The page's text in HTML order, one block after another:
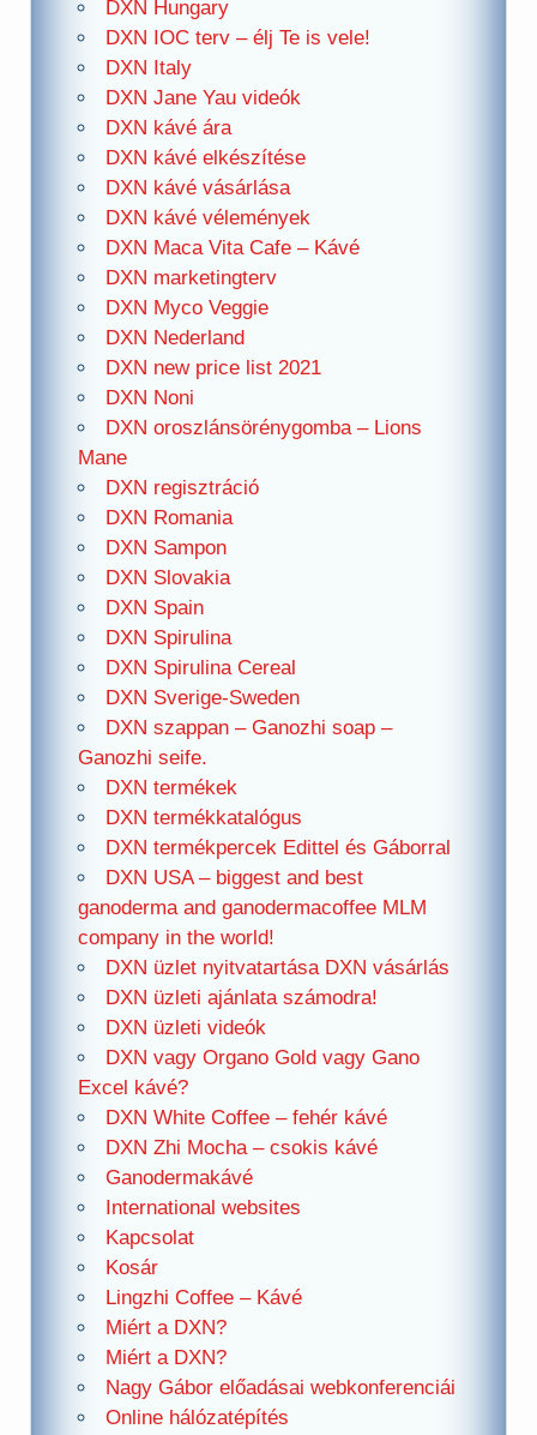
DXN Hungary
DXN IOC terv – élj Te is vele!
DXN Italy
DXN Jane Yau videók
DXN kávé ára
DXN kávé elkészítése
DXN kávé vásárlása
DXN kávé vélemények
DXN Maca Vita Cafe – Kávé
DXN marketingterv
DXN Myco Veggie
DXN Nederland
DXN new price list 2021
DXN Noni
DXN oroszlánsörénygomba – Lions
Mane
DXN regisztráció
DXN Romania
DXN Sampon
DXN Slovakia
DXN Spain
DXN Spirulina
DXN Spirulina Cereal
DXN Sverige-Sweden
DXN szappan – Ganozhi soap –
Ganozhi seife.
DXN termékek
DXN termékkatalógus
DXN termékpercek Edittel és Gáborral
DXN USA – biggest and best
ganoderma and ganodermacoffee MLM
company in the world!
DXN üzlet nyitvatartása DXN vásárlás
DXN üzleti ajánlata számodra!
DXN üzleti videók
DXN vagy Organo Gold vagy Gano
Excel kávé?
DXN White Coffee – fehér kávé
DXN Zhi Mocha – csokis kávé
Ganodermakávé
International websites
Kapcsolat
Kosár
Lingzhi Coffee – Kávé
Miért a DXN?
Miért a DXN?
Nagy Gábor előadásai webkonferenciái
Online hálózatépítés